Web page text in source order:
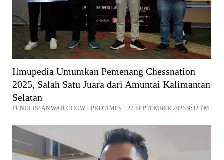
Ilmupedia Umumkan Pemenang Chessnation
2025, Salah Satu Juara dari Amuntai Kalimantan
Selatan
PENULIS: ANWAR CHOW PROTIMES 27 SEPTEMBER 2025 9:32 PM